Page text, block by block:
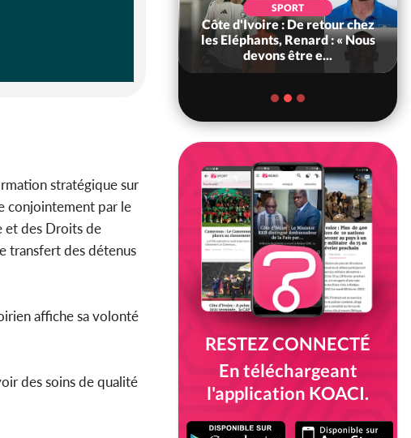
stratégique sur
conjointement par le
et des Droits de
transfert des détenus
affiche sa volonté
des soins de qualité
SPORT
Côte d'Ivoire : De retour chez
les Eléphants, Renard : « Nous
devons être e...
RESTEZ CONNECTÉ
En téléchargeant
l'application KOACI.